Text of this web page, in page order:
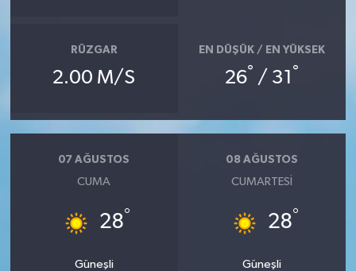
RÜZGAR
2.00 M/S
EN DÜŞÜK / EN YÜKSEK
26° / 31 °
07 AĞUSTOS
CUMA
28°
Güneşli
08 AĞUSTOS
CUMARTESI
28°
Güneşli